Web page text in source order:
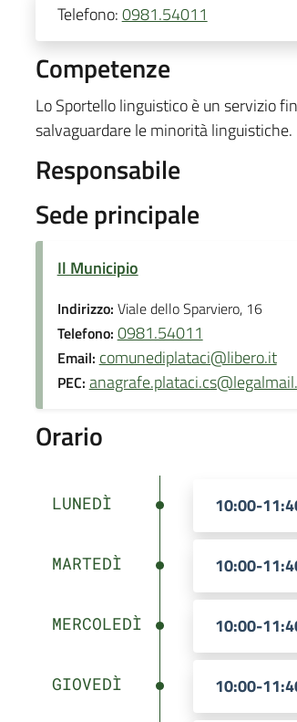
Telefono:0981.54011
Competenze
Lo Sportello linguistico è un servizio
salvaguardare le minorità linguistiche.
Responsabile
Sede principale
Il Municipio
Indirizzo: Viale dello Sparviero, 16
Telefono: 0981.54011
Email: comunediplataci@libero.it
PEC:
Orario
LUNEDÌ 10:00-
MARTEDÌ 10:00-
MERCOLEDÌ 10:00-
GIOVEDÌ 10:00-